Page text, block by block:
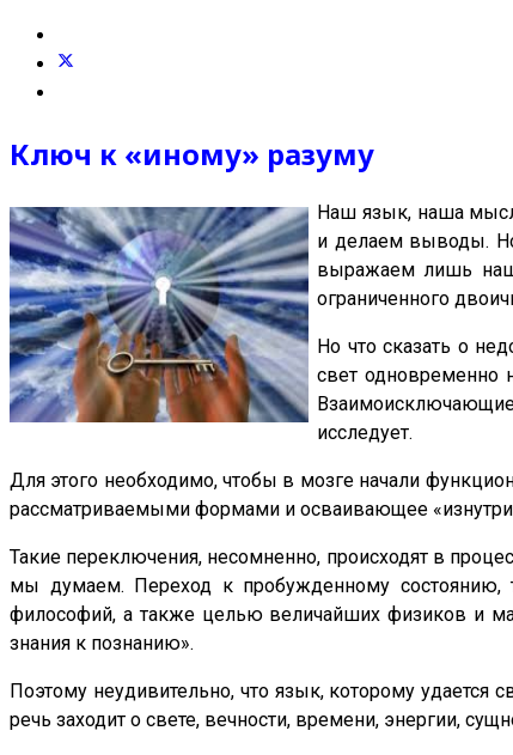
Ключ к «иному» разуму
Наш язык, наша
и делаем выводы.
выражаем лишь
ограниченного
Но что сказать о
свет одновременно
исследует.
Для этого необходимо, чтобы в мозге начали
рассматриваемыми формами и осваивающее
Такие переключения, несомненно, происходят в
мы думаем. Переход к пробужденному состоянию,
философий, а также целью величайших физиков и
знания к познанию».
Поэтому неудивительно, что язык, которому удается
речь заходит о свете, вечности, времени, энергии,